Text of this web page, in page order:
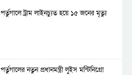
পর্তুগালে ট্রাম লাইনচ্যুত হয়ে ১৫ জনের মৃত্যু
পর্তুগালের নতুন প্রধানমন্ত্রী লুইস মন্টিনিগ্রো